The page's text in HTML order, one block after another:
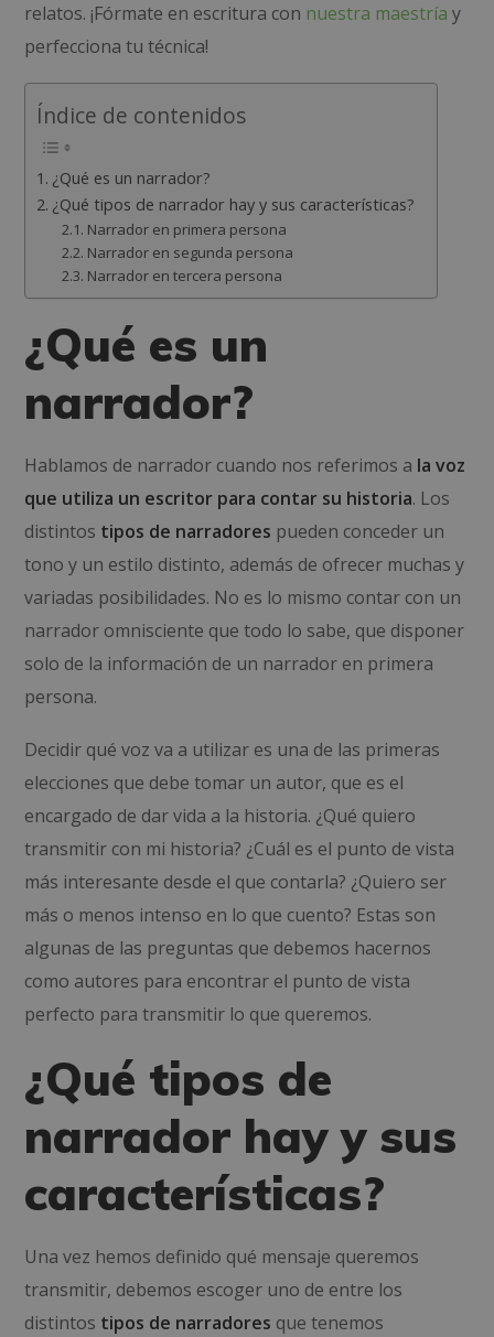
relatos. ¡Fórmate en escritura con nuestra maestría y
perfecciona tu técnica!
Índice de contenidos
¿Qué es un narrador?
¿Qué tipos de narrador hay y sus características?
Narrador en primera persona
Narrador en segunda persona
Narrador en tercera persona
¿Qué es un
narrador?
Hablamos de narrador cuando nos referimos a la voz
que utiliza un escritor para contar su historia. Los
distintos tipos de narradores pueden conceder un
tono y un estilo distinto, además de ofrecer muchas y
variadas posibilidades. No es lo mismo contar con un
narrador omnisciente que todo lo sabe, que disponer
solo de la información de un narrador en primera
persona.
Decidir qué voz va a utilizar es una de las primeras
elecciones que debe tomar un autor, que es el
encargado de dar vida a la historia. ¿Qué quiero
transmitir con mi historia? ¿Cuál es el punto de vista
más interesante desde el que contarla? ¿Quiero ser
más o menos intenso en lo que cuento? Estas son
algunas de las preguntas que debemos hacernos
como autores para encontrar el punto de vista
perfecto para transmitir lo que queremos.
¿Qué tipos de
narrador hay y sus
características?
Una vez hemos definido qué mensaje queremos
transmitir, debemos escoger uno de entre los
distintos tipos de narradores que tenemos